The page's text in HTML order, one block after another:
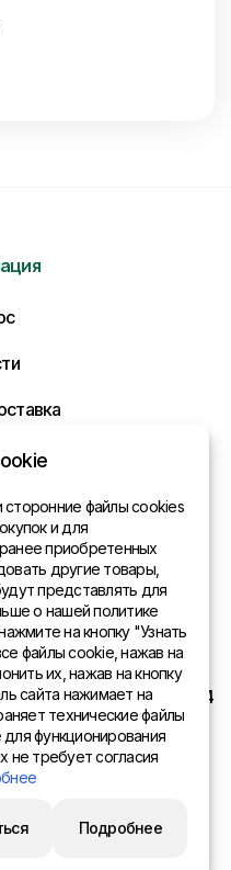
и мы ответим
время!
в мире
iela 104b LV 5404
Latvija
Esteriol
файлы cookies
и для
приобретенных
другие товары,
представлять для
о нашей политике
на кнопку "Узнать
файлы cookie, нажав на
их, нажав на кнопку
сайта нажимает на
технические файлы
функционирования
не требует согласия
Подробнее